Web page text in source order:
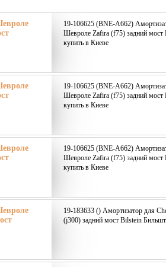
19-106625 (BNE-A662)
Шевроле Zafira (f75) задний мост
купить в Киеве
19-106625 (BNE-A662)
Шевроле Zafira (f75) задний мост
купить в Киеве
19-106625 (BNE-A662)
Шевроле Zafira (f75) задний мост
купить в Киеве
19-183633 () Амортизатор для
(j300) задний мост Bilstein